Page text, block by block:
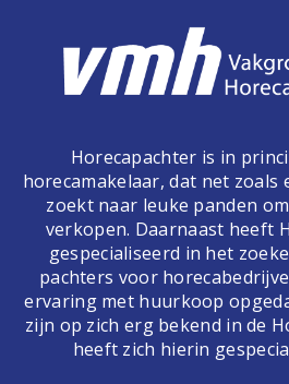
Horecapachter is in
horecamakelaar, dat net zoals
zoekt naar leuke panden
verkopen. Daarnaast heeft
gespecialiseerd in het
pachters voor
ervaring met huurkoop
zijn op zich erg bekend in de
heeft zich hierin